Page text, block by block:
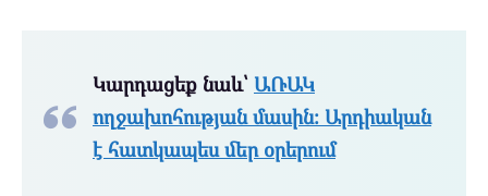
Կարդացեք նաև՝ ԱՌԱԿ
ողջախոհության մասին։ Արդիական
է հատկապես մեր օրերում